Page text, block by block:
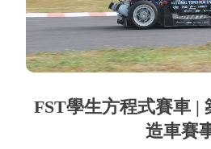
FST學生方程式賽車 |
造車賽